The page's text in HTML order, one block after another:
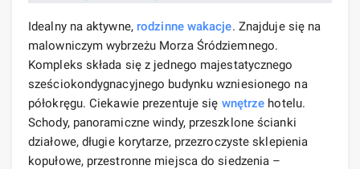
Idealny na aktywne, rodzinne wakacje. Znajduje się na
malowniczym wybrzeżu Morza Śródziemnego.
Kompleks składa się z jednego majestatycznego
sześciokondygnacyjnego budynku wzniesionego na
półokręgu. Ciekawie prezentuje się wnętrze hotelu.
Schody, panoramiczne windy, przeszklone ścianki
działowe, długie korytarze, przezroczyste sklepienia
kopułowe, przestronne miejsca do siedzenia –